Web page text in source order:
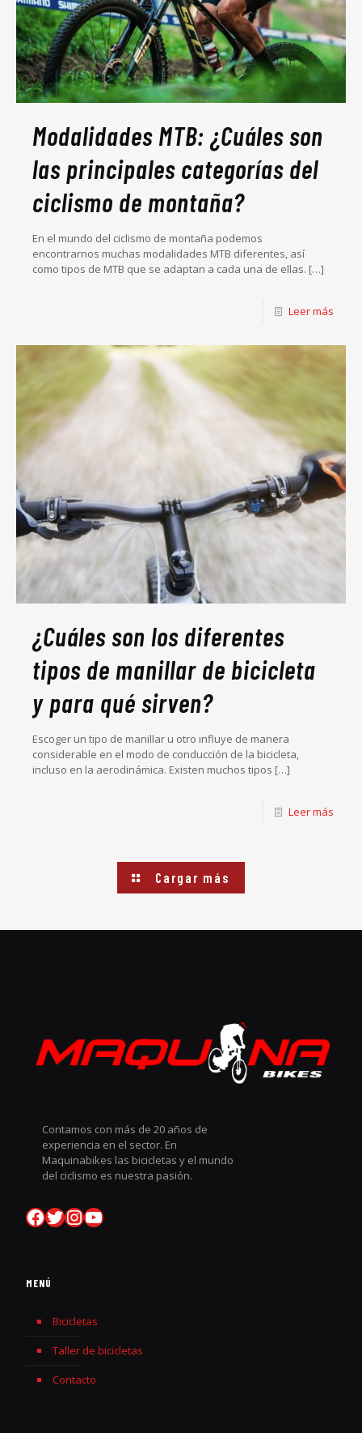
Modalidades MTB: ¿Cuáles son
las principales categorías del
ciclismo de montaña?
En el mundo del ciclismo de montaña podemos
encontrarnos muchas modalidades MTB diferentes, así
como tipos de MTB que se adaptan a cada una de ellas. […]
Leer más
¿Cuáles son los diferentes
tipos de manillar de bicicleta
y para qué sirven?
Escoger un tipo de manillar u otro influye de manera
considerable en el modo de conducción de la bicicleta,
incluso en la aerodinámica. Existen muchos tipos […]
Leer más
Cargar más
Contamos con más de 20 años de
experiencia en el sector. En
Maquinabikes las bicicletas y el mundo
del ciclismo es nuestra pasión.
MENÚ
Bicicletas
Taller de bicicletas
Contacto